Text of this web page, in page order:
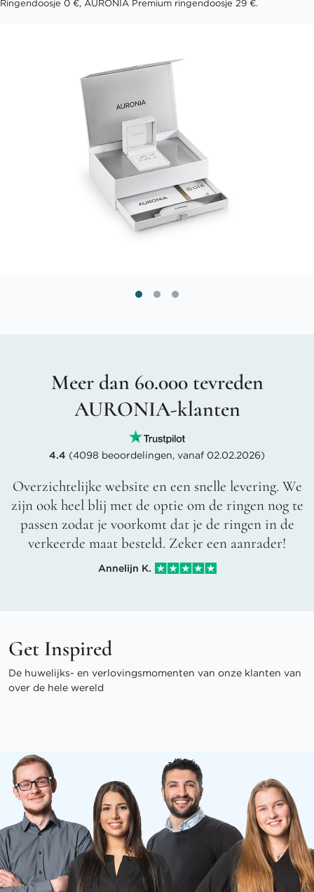
Ringendoosje 0 €, AURONIA Premium ringendoosje 29 €.
Meer dan 60.000 tevreden
AURONIA-klanten
4.4 (4098 beoordelingen, vanaf 02.02.2026)
Overzichtelijke website en een snelle levering. We
zijn ook heel blij met de optie om de ringen nog te
passen zodat je voorkomt dat je de ringen in de
verkeerde maat besteld. Zeker een aanrader!
Annelijn K.
Get Inspired
De huwelijks- en verlovingsmomenten van onze klanten van
over de hele wereld